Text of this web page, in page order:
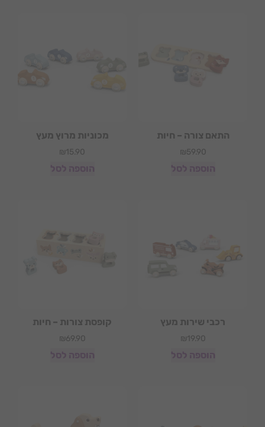
התאם צורה – חיות
₪59.90
מכוניות מרוץ מעץ
₪15.90
רכבי שירות מעץ
₪19.90
קופסת צורות – חיות
₪69.90